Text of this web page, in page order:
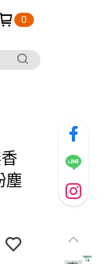
0
塵